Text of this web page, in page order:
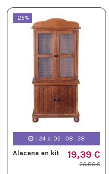
-25%
24 d. 02 : 08 :37
Alacena en kit 19,39 €
25,85 €